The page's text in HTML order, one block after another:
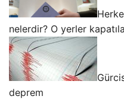
nelerdir? O yerler
deprem